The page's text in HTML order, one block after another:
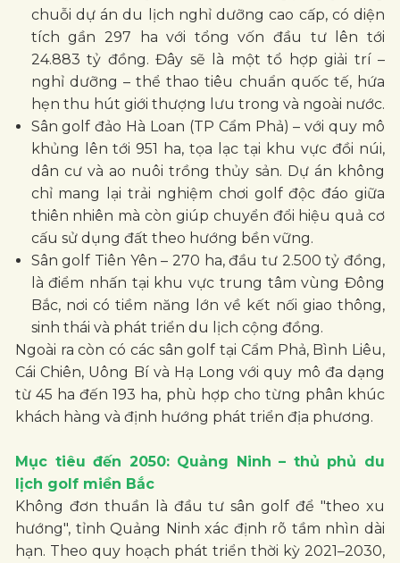
chuỗi dự án du lịch nghỉ dưỡng cao cấp, có diện
tích gần 297 ha với tổng vốn đầu tư lên tới
24.883 tỷ đồng. Đây sẽ là một tổ hợp giải trí –
nghỉ dưỡng – thể thao tiêu chuẩn quốc tế, hứa
hẹn thu hút giới thượng lưu trong và ngoài nước.
Sân golf đảo Hà Loan (TP Cẩm Phả) – với quy mô
khủng lên tới 951 ha, tọa lạc tại khu vực đồi núi,
dân cư và ao nuôi trồng thủy sản. Dự án không
chỉ mang lại trải nghiệm chơi golf độc đáo giữa
thiên nhiên mà còn giúp chuyển đổi hiệu quả cơ
cấu sử dụng đất theo hướng bền vững.
Sân golf Tiên Yên – 270 ha, đầu tư 2.500 tỷ đồng,
là điểm nhấn tại khu vực trung tâm vùng Đông
Bắc, nơi có tiềm năng lớn về kết nối giao thông,
sinh thái và phát triển du lịch cộng đồng.
Ngoài ra còn có các sân golf tại Cẩm Phả, Bình Liêu,
Cái Chiên, Uông Bí và Hạ Long với quy mô đa dạng
từ 45 ha đến 193 ha, phù hợp cho từng phân khúc
khách hàng và định hướng phát triển địa phương.
Mục tiêu đến 2050: Quảng Ninh – thủ phủ du
lịch golf miền Bắc
Không đơn thuần là đầu tư sân golf để "theo xu
hướng", tỉnh Quảng Ninh xác định rõ tầm nhìn dài
hạn. Theo quy hoạch phát triển thời kỳ 2021–2030,